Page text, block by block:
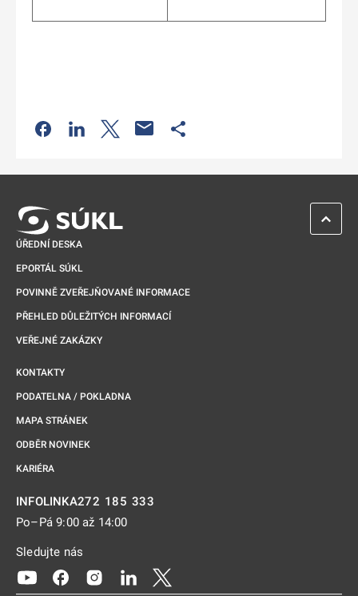
Odkaz se otevře na nové kartě
Odkaz se otevře na nové kartě
Odkaz se otevře na nové kartě
ÚŘEDNÍ DESKA
EPORTÁL SÚKL
POVINNĚ ZVEŘEJŇOVANÉ INFORMACE
PŘEHLED DŮLEŽITÝCH INFORMACÍ
VEŘEJNÉ ZAKÁZKY
KONTAKTY
PODATELNA / POKLADNA
MAPA STRÁNEK
ODBĚR NOVINEK
KARIÉRA
INFOLINKA272 185 333
Po–Pá 9:00 až 14:00
Sledujte nás
Odkaz se otevře na nové kartě
Odkaz se otevře na nové kartě
Odkaz se otevře na nové kartě
Odkaz se otevře na nové kartě
ZPĚT